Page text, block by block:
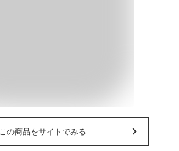
この商品をサイトでみる